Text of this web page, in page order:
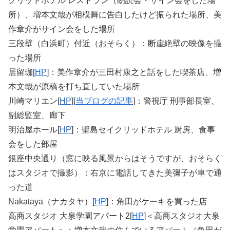
所）、増本文哉が相模舞に告白したけど振られた場所、美
作章介がサイン会をした場所
三段壁（白浜町）付近（おそらく）：断崖絶壁の映像を撮
った場所
居留珈[HP]：美作章介が三田村康之と話をした喫茶店、増
本文哉が原稿を打ち直していた場所
川崎マリエン[HP][当ブログの記事]：警視庁 刑事部長室、
副総監室、廊下
明治屋ホール[HP]：聖島セイクリッドホテル 厨房、食事
会をした部屋
銀座中央通り（窓に映る風景からはそうですが、おそらく
はスタジオで撮影）：右京に電話してきた美彌子が車で通
った道
Nakataya（ナカタヤ）[HP]：角田がケーキを買った店
高商スタジオ 大泉学園アパート2[HP]＜高商スタジオ大泉